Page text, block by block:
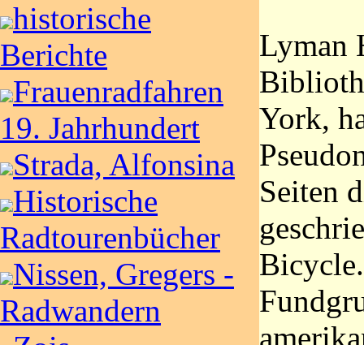
historische
Berichte
Frauenradfahren
19. Jahrhundert
Strada, Alfonsina
Historische
Radtourenbücher
Nissen, Gregers -
Radwandern
Lyman
York,
Seiten